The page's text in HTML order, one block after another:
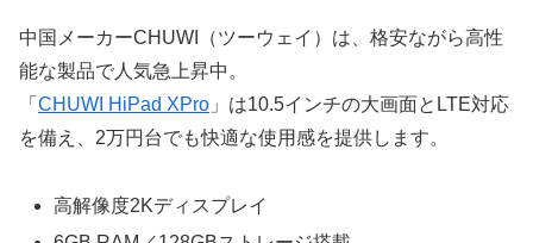
中国メーカーCHUWI（ツーウェイ）は、格安ながら高性
能な製品で人気急上昇中。
「 CHUWI HiPad XPro 」は10.5インチの大画面とLTE対応
を備え、2万円台でも快適な使用感を提供します。
高解像度2Kディスプレイ